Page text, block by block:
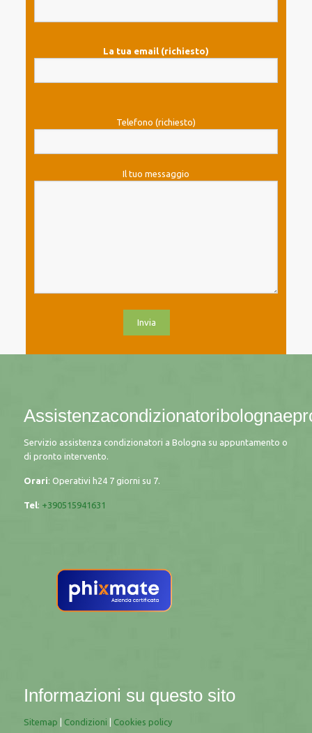
La tua email (richiesto)
Telefono (richiesto)
Il tuo messaggio
Servizio assistenza condizionatori a Bologna su appuntamento o
di pronto intervento.
Orari: Operativi h24 7 giorni su 7.
Tel: +390515941631
Informazioni su questo sito
Sitemap Condizioni Cookies policy